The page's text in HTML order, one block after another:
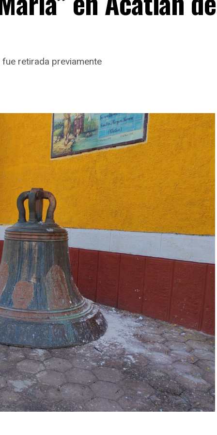
retirada previamente